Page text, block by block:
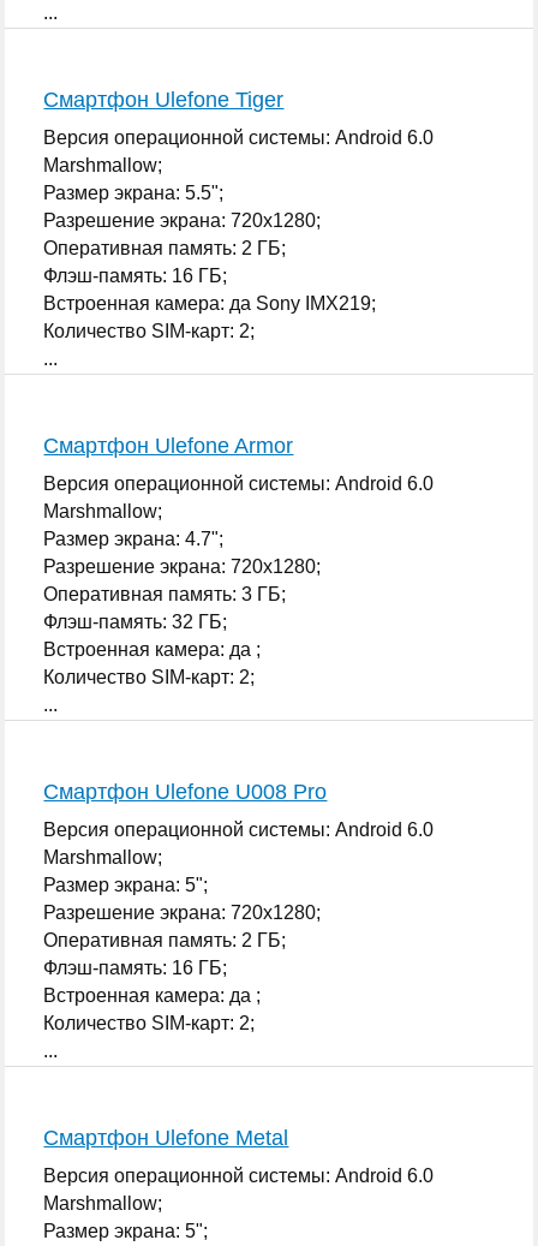
...
Смартфон Ulefone Tiger
Версия операционной системы: Android 6.0
Marshmallow;
Размер экрана: 5.5";
Разрешение экрана: 720x1280;
Оперативная память: 2 ГБ;
Флэш-память: 16 ГБ;
Встроенная камера: да Sony IMX219;
Количество SIM-карт: 2;
...
Смартфон Ulefone Armor
Версия операционной системы: Android 6.0
Marshmallow;
Размер экрана: 4.7";
Разрешение экрана: 720x1280;
Оперативная память: 3 ГБ;
Флэш-память: 32 ГБ;
Встроенная камера: да ;
Количество SIM-карт: 2;
...
Смартфон Ulefone U008 Pro
Версия операционной системы: Android 6.0
Marshmallow;
Размер экрана: 5";
Разрешение экрана: 720x1280;
Оперативная память: 2 ГБ;
Флэш-память: 16 ГБ;
Встроенная камера: да ;
Количество SIM-карт: 2;
...
Смартфон Ulefone Metal
Версия операционной системы: Android 6.0
Marshmallow;
Размер экрана: 5";